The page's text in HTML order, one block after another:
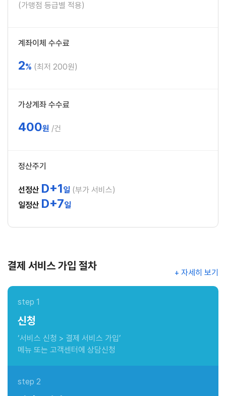
(가맹점 등급별 적용)
계좌이체 수수료
2% (최저 200원)
가상계좌 수수료
400원 /건
정산주기
선정산 D+1일 (부가 서비스)
일정산 D+7일
결제 서비스 가입 절차
+ 자세히 보기
step 1
신청
‘서비스 신청 > 결제 서비스 가입’
메뉴 또는 고객센터에 상담신청
step 2